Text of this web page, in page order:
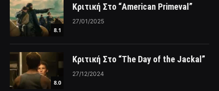
8.1
Κριτική Στο “American Primeval”
27/01/2025
8.0
Κριτική Στο “The Day of the Jackal”
27/12/2024